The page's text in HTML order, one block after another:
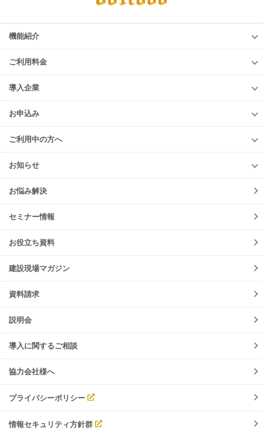
機能紹介
機能紹介
調整会議
労務安全
入退場管理
進捗・歩掛
Buildee電子KY
ご利用料金
ご利用料金
調整会議
労務安全
入退場管理
進捗・歩掛
導入企業
導入企業
導入企業一覧
導入事例
お申込み
お申込み
元請会社・サブJV
協力会社
ご利用中の方へ
ご利用中の方へ
各種お手続き
初期設定方法
動作環境
会員規約
よくあるご質問
ご請求について
サポート・お問合せ
お知らせ
お知らせ一覧
ニュースリリース
サービス
メンテナンス
障害情報
機能リリース
イベント
調整会議
お悩み解決
セミナー情報
お役立ち資料
建設現場マガジン
資料請求
説明会
導入に関するご相談
協力会社様へ
プライバシーポリシー
情報セキュリティ方針群